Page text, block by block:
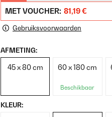
MET VOUCHER: 81,19 €
Gebruiksvoorwaarden
AFMETING:
45 x 80 cm 60 x 180 cm
Beschikbaar
KLEUR: